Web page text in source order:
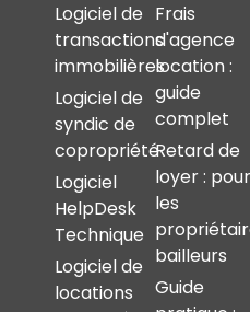
Logiciel de
transactions
immobilières
Logiciel de
syndic de
copropriété
Logiciel
HelpDesk
Technique
Logiciel de
locations
Frais
d'agence
location :
guide
complet
Retard de
loyer : pour
les
bailleurs
Guide